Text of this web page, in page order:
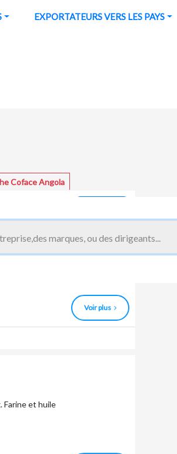
EXPORTATEURS VERS LES PAYS
Coface Angola
Voir plus
Farine et huile